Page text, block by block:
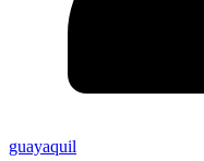
guayaquil